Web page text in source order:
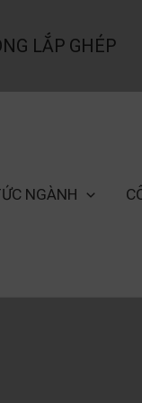
LẮP GHÉP
NGÀNH